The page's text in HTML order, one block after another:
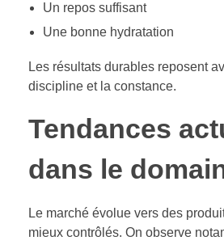
Un repos suffisant
Une bonne hydratation
Les résultats durables reposent
discipline et la constance.
Tendances
dans le
Le marché évolue vers des
mieux contrôlés. On observe